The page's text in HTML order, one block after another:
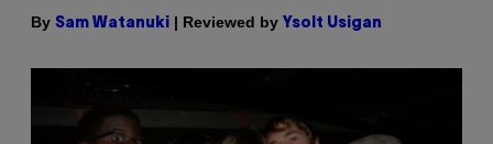
By Sam Watanuki | Reviewed by Ysolt Usigan